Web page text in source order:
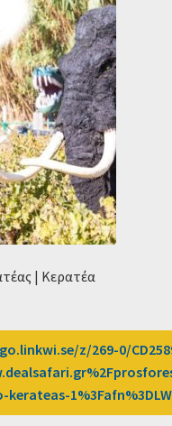
| Κερατέα
z/269-0/
kerateas-1%3Fafn%3DLW